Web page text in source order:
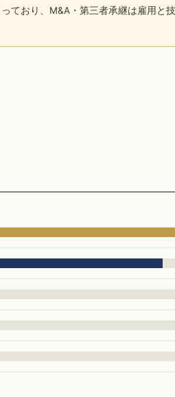
ており、M&A・第三者承継は雇用と